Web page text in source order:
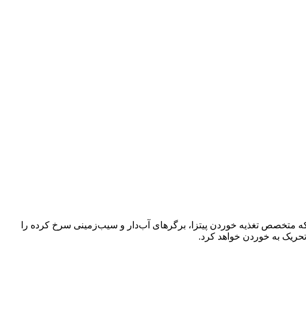
متخصص تغذیه خوردن پیتزا، برگرهای آب‌دار و سیب‌زمینی سرخ کرده را
به خوردن خواهد کرد.